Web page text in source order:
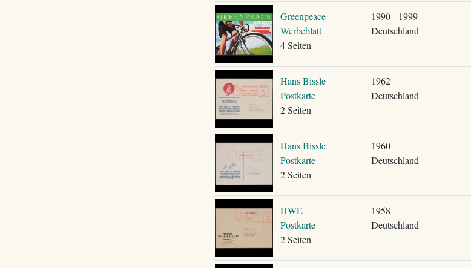
Greenpeace
Werbeblatt
4 Seiten
1990 - 1999
Deutschland
Hans Bissle
Postkarte
2 Seiten
1962
Deutschland
Hans Bissle
Postkarte
2 Seiten
1960
Deutschland
HWE
Postkarte
2 Seiten
1958
Deutschland